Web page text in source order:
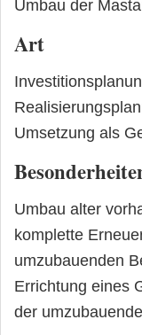
Umbau der
Art
Umsetzung als
Umbau alter
komplette
umzubauenden
Errichtung eines
der